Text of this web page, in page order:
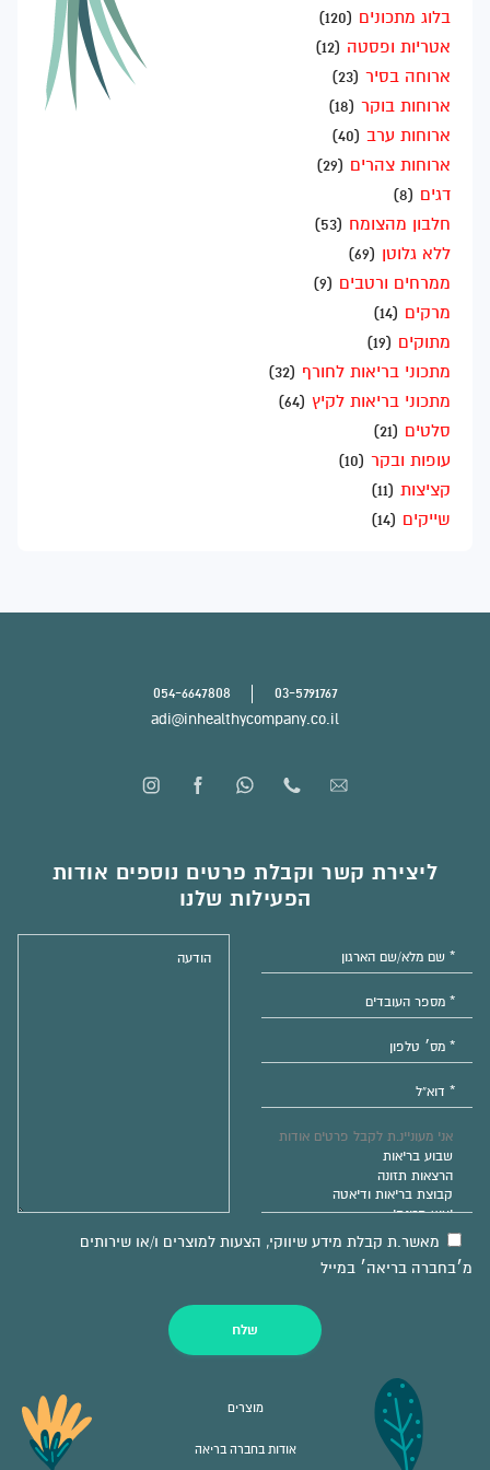
בלוג מתכונים (120)
אטריות ופסטה (12)
ארוחה בסיר (23)
ארוחות בוקר (18)
ארוחות ערב (40)
ארוחות צהרים (29)
דגים (8)
חלבון מהצומח (53)
ללא גלוטן (69)
ממרחים ורטבים (9)
מרקים (14)
מתוקים (19)
מתכוני בריאות לחורף (32)
מתכוני בריאות לקיץ (64)
סלטים (21)
עופות ובקר (10)
קציצות (11)
שייקים (14)
03-5791767
054-6647808
adi@inhealthycompany.co.il
ליצירת קשר וקבלת פרטים נוספים אודות
הפעילות שלנו
מאשר.ת קבלת מידע שיווקי, הצעות למוצרים ו/או שירותים
מ׳בחברה בריאה׳ במייל
שלח
מוצרים
אודות בחברה בריאה